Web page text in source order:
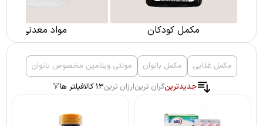
مکمل کودکان مواد معدنی
مکمل غذایی مکمل بانوان
مولتی ویتامین مخصوص بانوان
جدیدترینگران ترینارزان ترین13 کالا فیلتر ها